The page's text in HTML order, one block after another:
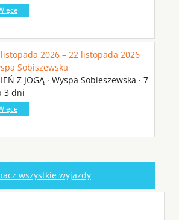
2026 – 22 listopada 2026
Sobiszewska
Z JOGĄ · Wyspa Sobieszewska · 7
3 dni
wszystkie wyjazdy